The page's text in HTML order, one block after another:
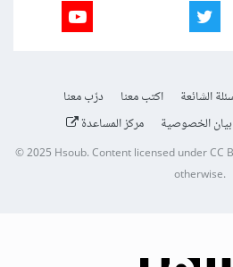
الشائعة اكتب معنا
درّب معنا
بيان الخصوصية مركز المساعدة
© 2025Hsoub.Content licensed underCC
otherwise.